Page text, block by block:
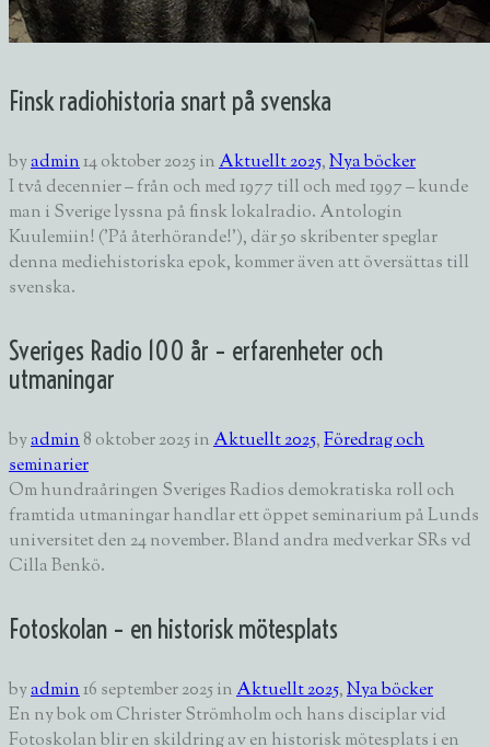
Finsk radiohistoria snart på svenska
byadmin14 oktober 2025inAktuellt 2025,Nya böcker
I två decennier – från och med 1977 till och med 1997 – kunde
man i Sverige lyssna på finsk lokalradio. Antologin
Kuulemiin! ('På återhörande!'), där 50 skribenter speglar
denna mediehistoriska epok, kommer även att översättas till
svenska.
Sveriges Radio 100 år – erfarenheter och
utmaningar
byadmin8 oktober 2025inAktuellt 2025,Föredrag och
seminarier
Om hundraåringen Sveriges Radios demokratiska roll och
framtida utmaningar handlar ett öppet seminarium på Lunds
universitet den 24 november. Bland andra medverkar SRs vd
Cilla Benkö.
Fotoskolan – en historisk mötesplats
byadmin16 september 2025inAktuellt 2025,Nya böcker
En ny bok om Christer Strömholm och hans disciplar vid
Fotoskolan blir en skildring av en historisk mötesplats i en